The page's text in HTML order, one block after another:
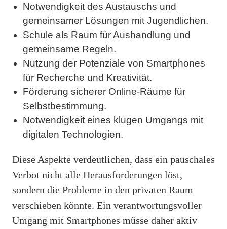
Notwendigkeit des Austauschs und
gemeinsamer Lösungen mit Jugendlichen.
Schule als Raum für Aushandlung und
gemeinsame Regeln.
Nutzung der Potenziale von Smartphones
für Recherche und Kreativität.
Förderung sicherer Online-Räume für
Selbstbestimmung.
Notwendigkeit eines klugen Umgangs mit
digitalen Technologien.
Diese Aspekte verdeutlichen, dass ein pauschales
Verbot nicht alle Herausforderungen löst,
sondern die Probleme in den privaten Raum
verschieben könnte. Ein verantwortungsvoller
Umgang mit Smartphones müsse daher aktiv